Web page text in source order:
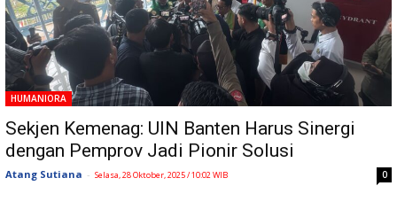
HUMANIORA
Sekjen Kemenag: UIN Banten Harus Sinergi
dengan Pemprov Jadi Pionir Solusi
Atang Sutiana - Selasa, 28 Oktober, 2025 / 10:02 WIB 0